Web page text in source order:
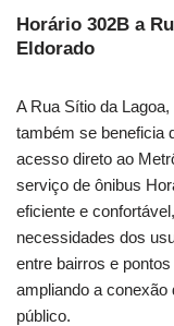
Horário 302B a
Eldorado
A Rua Sítio da
também se beneficia
acesso direto ao
serviço de ônibus
eficiente e
necessidades dos
entre bairros e
ampliando a
público.